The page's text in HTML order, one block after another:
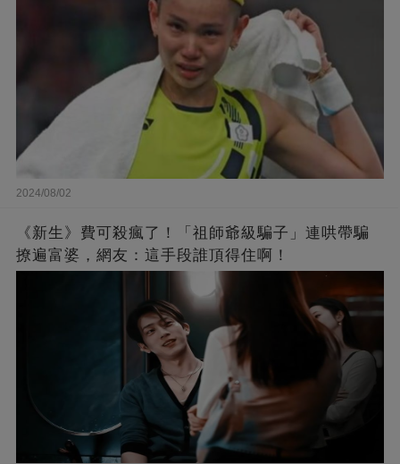
2024/08/02
《新生》費可殺瘋了！「祖師爺級騙子」連哄帶騙
撩遍富婆，網友：這手段誰頂得住啊！